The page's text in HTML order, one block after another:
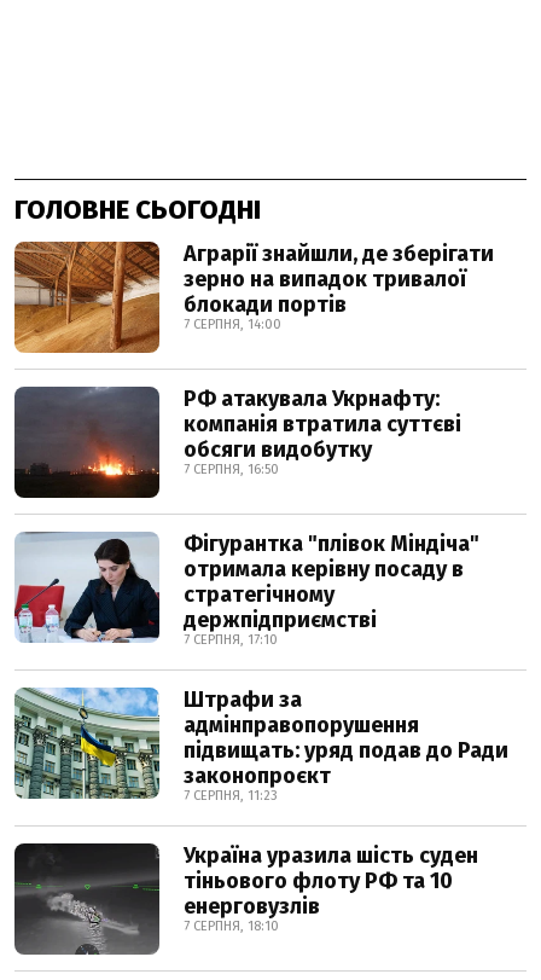
ГОЛОВНЕ СЬОГОДНІ
Аграрії знайшли, де зберігати
зерно на випадок тривалої
блокади портів
7 СЕРПНЯ, 14:00
РФ атакувала Укрнафту:
компанія втратила суттєві
обсяги видобутку
7 СЕРПНЯ, 16:50
Фігурантка "плівок Міндіча"
отримала керівну посаду в
стратегічному
держпідприємстві
7 СЕРПНЯ, 17:10
Штрафи за
адмінправопорушення
підвищать: уряд подав до Ради
законопроєкт
7 СЕРПНЯ, 11:23
Україна уразила шість суден
тіньового флоту РФ та 10
енерговузлів
7 СЕРПНЯ, 18:10